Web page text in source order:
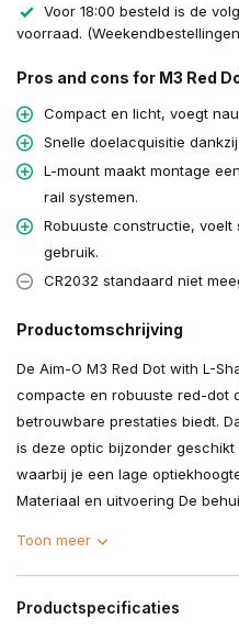
Voor 18:00 besteld is de
voorraad.
Pros and cons for M3 Red
Compact en licht, voegt
Snelle doelacquisitie
L-mount maakt montage
rail systemen.
Robuuste constructie, voelt
gebruik.
CR2032 standaard niet
Productomschrijving
De Aim-O M3 Red Dot with L-
compacte en robuuste red-dot
betrouwbare prestaties biedt.
is deze optic bijzonder geschikt
waarbij je een lage
Materiaal en uitvoering De
Toon meer
Productspecificaties